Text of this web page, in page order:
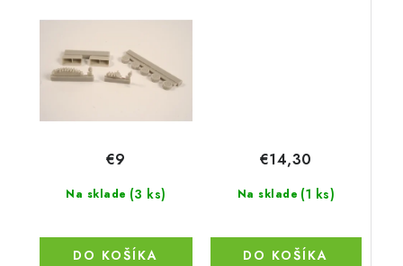
Na sklade (3 ks)
€9
DO KOŠÍKA
Na sklade (1 ks)
€14,30
DO KOŠÍKA